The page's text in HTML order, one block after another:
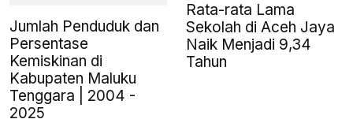
Jumlah Penduduk dan
Persentase
Kemiskinan di
Kabupaten Maluku
Tenggara | 2004 -
2025
Rata-rata Lama
Sekolah di Aceh Jaya
Naik Menjadi 9,34
Tahun